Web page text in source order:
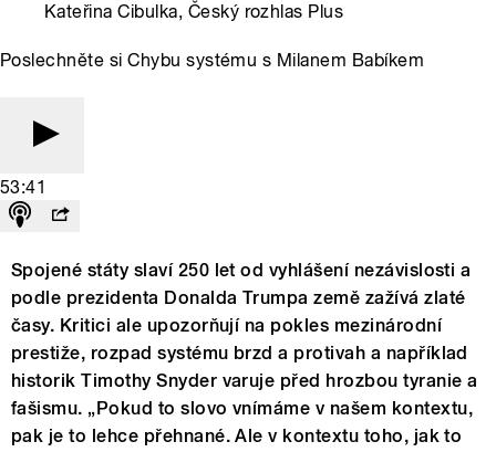
Kateřina Cibulka, Český rozhlas Plus
Poslechněte si Chybu systému s Milanem Babíkem
53:41
Spojené státy slaví 250 let od vyhlášení nezávislosti a
podle prezidenta Donalda Trumpa země zažívá zlaté
časy. Kritici ale upozorňují na pokles mezinárodní
prestiže, rozpad systému brzd a protivah a například
historik Timothy Snyder varuje před hrozbou tyranie a
fašismu. „Pokud to slovo vnímáme v našem kontextu,
pak je to lehce přehnané. Ale v kontextu toho, jak to